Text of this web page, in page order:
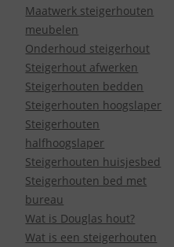
Maatwerk steigerhouten
meubelen
Onderhoud steigerhout
Steigerhout afwerken
Steigerhouten bedden
Steigerhouten hoogslaper
Steigerhouten
halfhoogslaper
Steigerhouten huisjesbed
Steigerhouten bed met
bureau
Wat is Douglas hout?
Wat is een steigerhouten